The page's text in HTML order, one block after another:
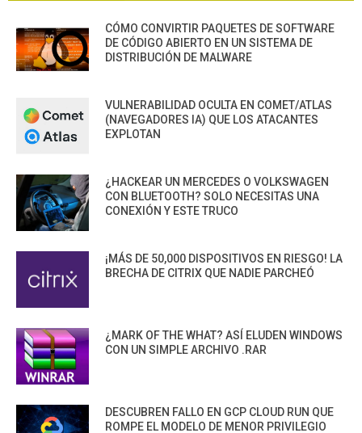
CÓMO CONVIRTIR PAQUETES DE SOFTWARE
DE CÓDIGO ABIERTO EN UN SISTEMA DE
DISTRIBUCIÓN DE MALWARE
VULNERABILIDAD OCULTA EN COMET/ATLAS
(NAVEGADORES IA) QUE LOS ATACANTES
EXPLOTAN
¿HACKEAR UN MERCEDES O VOLKSWAGEN
CON BLUETOOTH? SOLO NECESITAS UNA
CONEXIÓN Y ESTE TRUCO
¡MÁS DE 50,000 DISPOSITIVOS EN RIESGO! LA
BRECHA DE CITRIX QUE NADIE PARCHEÓ
¿MARK OF THE WHAT? ASÍ ELUDEN WINDOWS
CON UN SIMPLE ARCHIVO .RAR
DESCUBREN FALLO EN GCP CLOUD RUN QUE
ROMPE EL MODELO DE MENOR PRIVILEGIO